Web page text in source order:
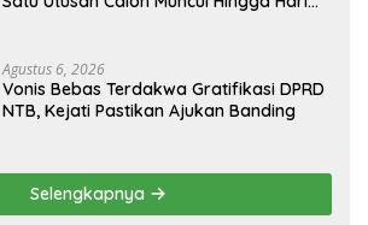
Agustus 6, 2026
Vonis Bebas Terdakwa Gratifikasi DPRD
NTB, Kejati Pastikan Ajukan Banding
Selengkapnya